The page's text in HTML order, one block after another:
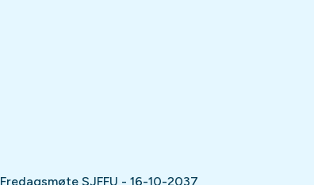
Fredagsmøte SJFFU - 16-10-2037